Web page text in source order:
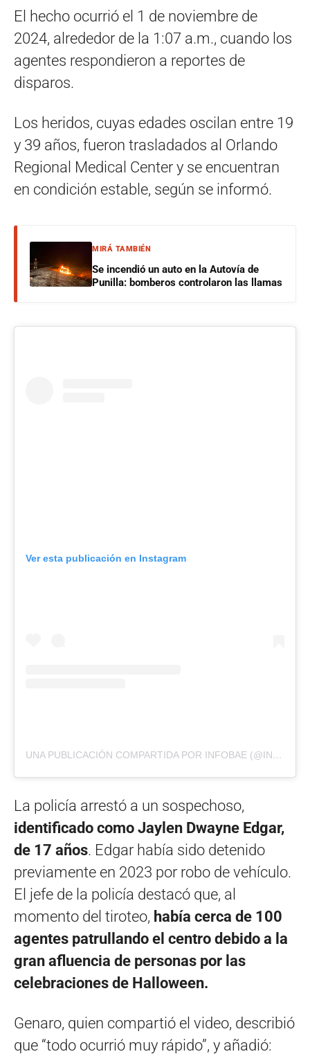
El hecho ocurrió el 1 de noviembre de
2024, alrededor de la 1:07 a.m., cuando los
agentes respondieron a reportes de
disparos.
Los heridos, cuyas edades oscilan entre 19
y 39 años, fueron trasladados al Orlando
Regional Medical Center y se encuentran
en condición estable, según se informó.
MIRÁ TAMBIÉN
Se incendió un auto en la Autovía de
Punilla: bomberos controlaron las llamas
Ver esta publicación en Instagram
UNA PUBLICACIÓN COMPARTIDA POR INFOBAE (@INFOBAE)
La policía arrestó a un sospechoso,
identificado como Jaylen Dwayne Edgar,
de 17 años. Edgar había sido detenido
previamente en 2023 por robo de vehículo.
El jefe de la policía destacó que, al
momento del tiroteo, había cerca de 100
agentes patrullando el centro debido a la
gran afluencia de personas por las
celebraciones de Halloween.
Genaro, quien compartió el video, describió
que “todo ocurrió muy rápido”, y añadió: